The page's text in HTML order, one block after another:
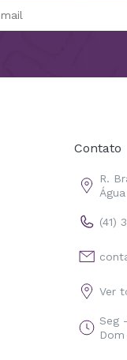
Contato
R.
(41)
Ver
Seg